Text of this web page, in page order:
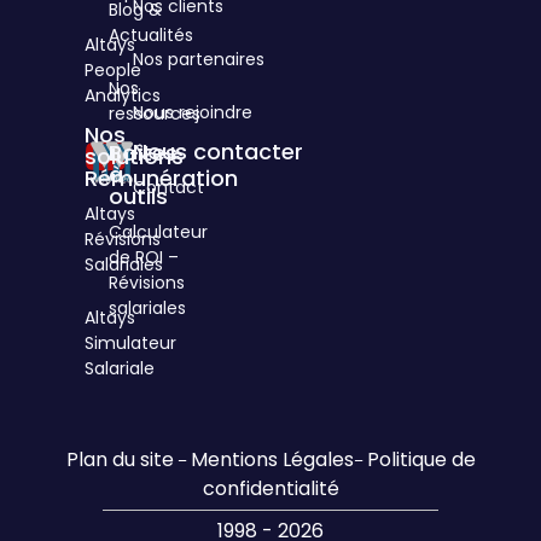
3
cités
d'Hauteville
75010
Paris
Altays
People
Analytics
Nos
solutions
Rémunération
Altays
Révisions
Salariales
Altays
Simulateur
Salariale
Blog &
Actualités
Nos
ressources
Boîtes
à
outils
Calculateur
de ROI –
Révisions
salariales
Nos clients
Nos partenaires
Nous rejoindre
Nous contacter
Contact
Plan du site– Mentions Légales– Politique de
confidentialité
1998 - 2026